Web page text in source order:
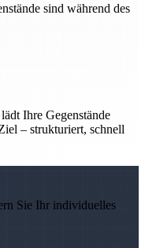
sind während des
Ihre Gegenstände
– strukturiert, schnell
Sie Ihr individuelles